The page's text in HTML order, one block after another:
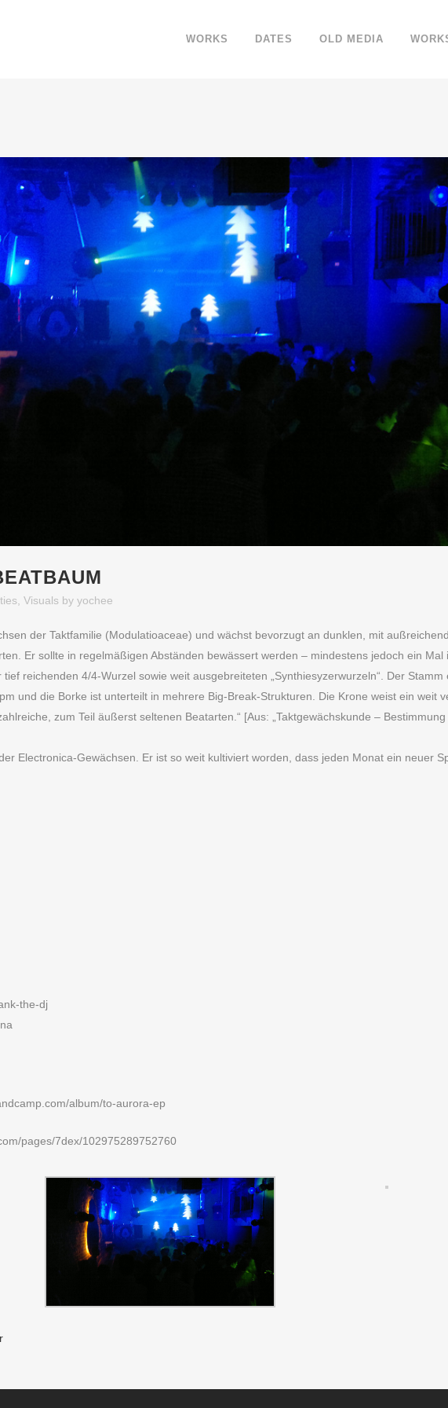
WORKS DATES OLD MEDIA
Visuals by yochee
der Taktfamilie (Modulatioaceae) und wächst bevorzugt an dunklen, mit
Er sollte in regelmäßigen Abständen bewässert werden – mindestens jedoch ein Mal
reichenden 4/4-Wurzel sowie weit ausgebreiteten „Synthiesyzerwurzeln“. Der Stamm
und die Borke ist unterteilt in mehrere Big-Break-Strukturen. Die Krone weist ein weit
zum Teil äußerst seltenen Beatarten.“ [Aus: „Taktgewächskunde –
Electronica-Gewächsen. Er ist so weit kultiviert worden, dass jeden Monat ein neuer
the-dj
album/to-aurora-ep
pages/7dex/102975289752760